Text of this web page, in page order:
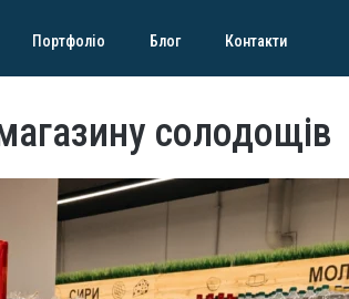
Портфоліо Блог Контакти
солодощів